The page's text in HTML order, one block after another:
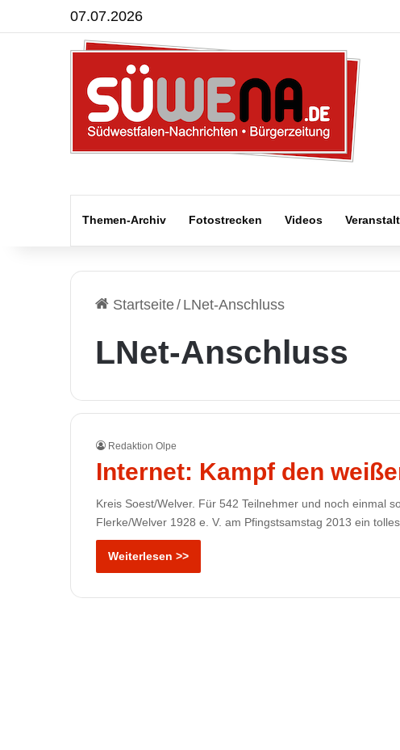
07.07.2026
Themen-Archiv Fotostrecken Videos
Startseite/ LNet-Anschluss
LNet-Anschluss
Redaktion Olpe
Internet: Kampf den
Kreis Soest/Welver. Für 542 Teilnehmer und noch einmal
Flerke/Welver 1928 e. V. am Pfingstsamstag 2013 ein
Weiterlesen >>